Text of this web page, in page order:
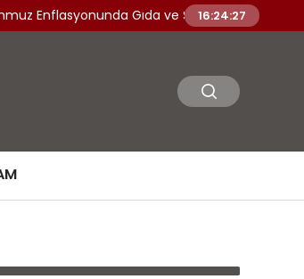
Enflasyonunda Gıda ve Sağlık Sektörü Fiyat
16:24:27